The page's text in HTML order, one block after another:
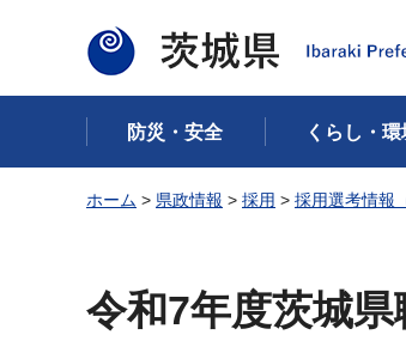
茨城県
防災・安全 くらし・環
ホーム > 県政情報 > 採用 > 採用選考情報
令和7年度茨城